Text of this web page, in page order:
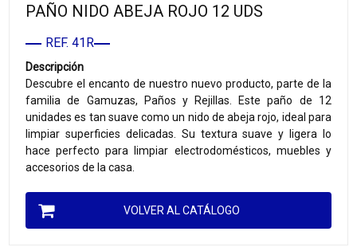
PAÑO NIDO ABEJA ROJO 12 UDS
REF. 41R
Descripción
Descubre el encanto de nuestro nuevo producto, parte de la
familia de Gamuzas, Paños y Rejillas. Este paño de 12
unidades es tan suave como un nido de abeja rojo, ideal para
limpiar superficies delicadas. Su textura suave y ligera lo
hace perfecto para limpiar electrodomésticos, muebles y
accesorios de la casa.
VOLVER AL CATÁLOGO